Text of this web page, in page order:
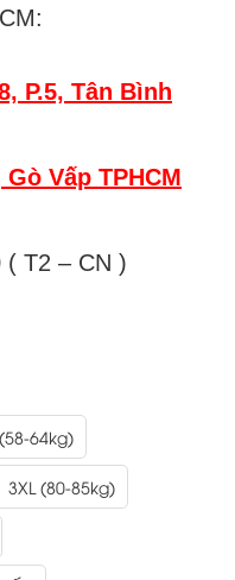
P.5, Tân Bình
Vấp TPHCM
( T2 – CN )
64kg)
3XL (80-85kg)